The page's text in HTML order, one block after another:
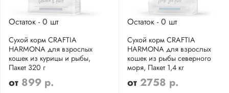
Остаток - 0 шт
Сухой корм CRAFTIA
HARMONA для взрослых
кошек из курицы и рыбы,
Пакет 320 г
от 899 р.
Остаток - 0 шт
Сухой корм CRAFTIA
HARMONA для взрослых
кошек из рыбы северного
моря, Пакет 1,4 кг
от 2758 р.